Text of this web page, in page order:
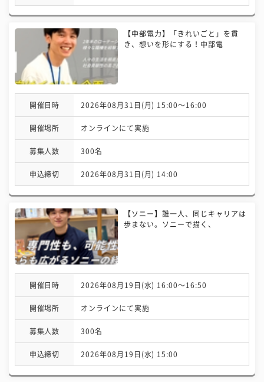
【中部電力】「きれいごと」を貫
き、想いを形にする！中部電
開催日時 2026年08月31日(月) 15:00〜16:00
開催場所 オンラインにて実施
募集人数 300名
申込締切 2026年08月31日(月) 14:00
【ソニー】誰一人、同じキャリアは
歩まない。ソニーで描く、
開催日時 2026年08月19日(水) 16:00〜16:50
開催場所 オンラインにて実施
募集人数 300名
申込締切 2026年08月19日(水) 15:00